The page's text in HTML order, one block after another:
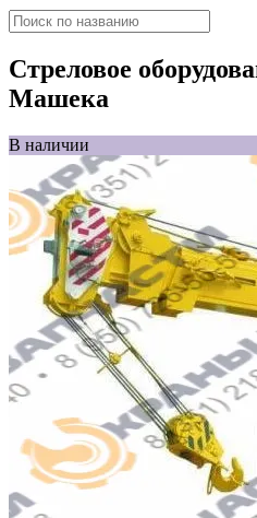
Стреловое
Машека
В наличии